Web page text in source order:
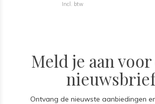
Incl. btw
Meld je aan
nieuwsbrief
Ontvang de nieuwste aanbiedingen